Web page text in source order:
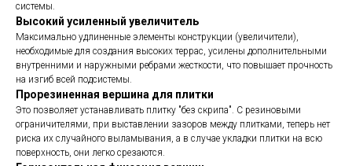
системы.
Высокий усиленный увеличитель
Максимально удлиненные элементы конструкции (увеличители),
необходимые для создания высоких террас, усилены дополнительными
внутренними и наружными ребрами жесткости, что повышает прочность
на изгиб всей подсистемы.
Прорезиненная вершина для плитки
Это позволяет устанавливать плитку "без скрипа". С резиновыми
ограничителями, при выставлении зазоров между плитками, теперь нет
риска их случайного выламывания, а в случае укладки плитки на всю
поверхность, они легко срезаются.